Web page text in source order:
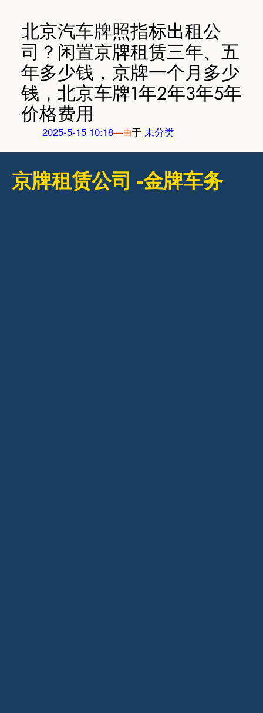
北京汽车牌照指标出租公
司？闲置京牌租赁三年、五
年多少钱，京牌一个月多少
钱，北京车牌1年2年3年5年
价格费用
2025-5-15 10:18—由于 未分类
京牌租赁公司 -金牌车务